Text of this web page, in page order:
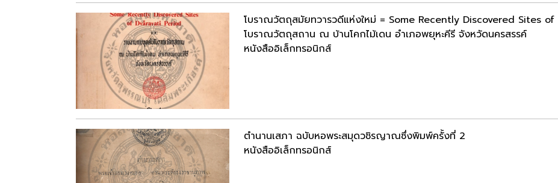
โบราณวัตถุสมัยทวารวดีแห่งใหม่ = Some Recently Discovered Sites
โบราณวัตถุสถาน ณ บ้านโคกไม้เดน อำเภอพยุหะคีรี จังหวัดนครสรรค์
หนังสืออิเล็กทรอนิกส์
ตำนานเสภา ฉบับหอพระสมุดวชิรญาณซึ่งพิมพ์ครั้งที่ 2
หนังสืออิเล็กทรอนิกส์